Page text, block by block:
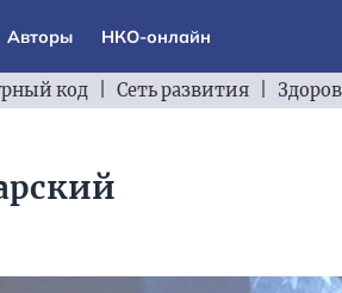
Авторы НКО-онлайн
код Сеть развития